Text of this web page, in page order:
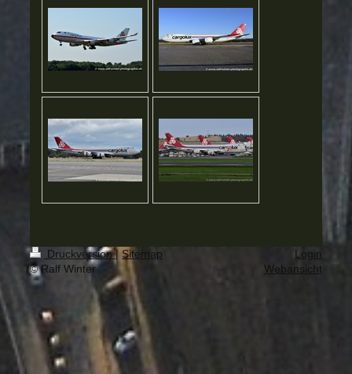
Druckversion| Sitemap
© Ralf Winter
Login
Webansicht